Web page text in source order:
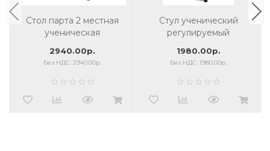
Стол парта 2 местная
ученическая
2940.00р.
Без НДС: 2940.00р.
Стул ученический
регулируемый
1980.00р.
Без НДС: 1980.00р.